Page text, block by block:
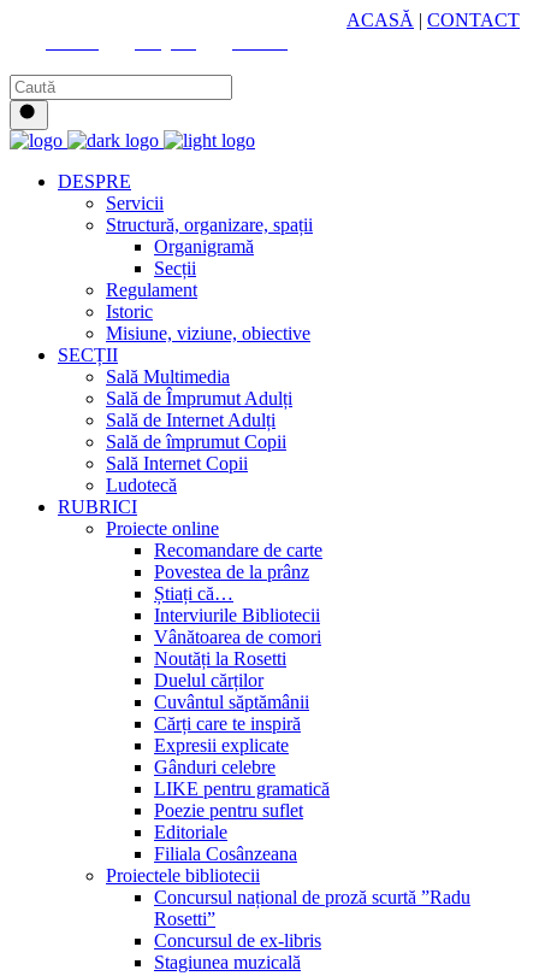
ACASĂ | CONTACT
DESPRE
Servicii
Structură, organizare, spații
Organigramă
Secții
Regulament
Istoric
Misiune, viziune, obiective
SECȚII
Sală Multimedia
Sală de Împrumut Adulți
Sală de Internet Adulți
Sală de împrumut Copii
Sală Internet Copii
Ludotecă
RUBRICI
Proiecte online
Recomandare de carte
Povestea de la prânz
Știați că…
Interviurile Bibliotecii
Vânătoarea de comori
Noutăți la Rosetti
Duelul cărților
Cuvântul săptămânii
Cărți care te inspiră
Expresii explicate
Gânduri celebre
LIKE pentru gramatică
Poezie pentru suflet
Editoriale
Filiala Cosânzeana
Proiectele bibliotecii
Concursul național de proză scurtă ”Radu
Rosetti”
Concursul de ex-libris
Stagiunea muzicală